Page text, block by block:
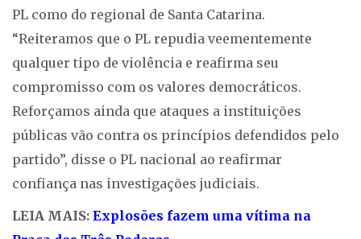
PL como do regional de Santa Catarina.
“Reiteramos que o PL repudia veementemente
qualquer tipo de violência e reafirma seu
compromisso com os valores democráticos.
Reforçamos ainda que ataques a instituições
públicas vão contra os princípios defendidos pelo
partido”, disse o PL nacional ao reafirmar
confiança nas investigações judiciais.
LEIA MAIS: Explosões fazem uma vítima na